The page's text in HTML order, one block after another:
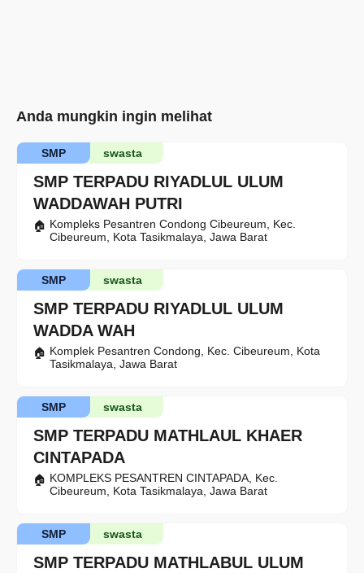
Anda mungkin ingin melihat
SMP TERPADU RIYADLUL ULUM
WADDAWAH PUTRI
swasta
SMP
Kompleks Pesantren Condong Cibeureum, Kec.
Cibeureum, Kota Tasikmalaya, Jawa Barat
SMP TERPADU RIYADLUL ULUM
WADDA WAH
swasta
SMP
Komplek Pesantren Condong, Kec. Cibeureum, Kota
Tasikmalaya, Jawa Barat
SMP TERPADU MATHLAUL KHAER
CINTAPADA
swasta
SMP
KOMPLEKS PESANTREN CINTAPADA, Kec.
Cibeureum, Kota Tasikmalaya, Jawa Barat
SMP TERPADU MATHLABUL ULUM
swasta
SMP